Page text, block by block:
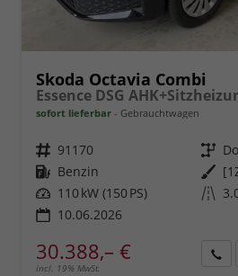
Skoda Octavia Combi
Essence DSG
sofort lieferbar Gebrauchtwagen
Fahrzeugnr. 91170 Getriebe
Kraftstoff Benzin Außenfarbe
Leistung 110 kW (150 PS) Kilometerstand
10.06.2026
30.388,– €
incl. 19% MwSt.